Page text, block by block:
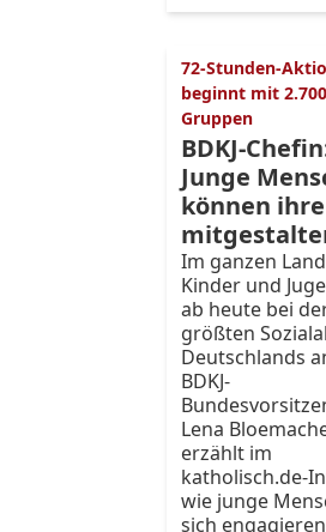
72-Stunden-
beginnt mit 2.700
Gruppen
BDKJ-
Junge
können
Im ganzen
Kinder und
ab heute bei
größten
Deutschlands
BDKJ-
Lena
erzählt im
katholisch.de-
wie junge
sich